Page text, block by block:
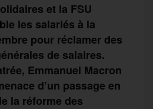
et la FSU
les salariés à la
pour réclamer des
de salaires.
Emmanuel Macron
d’un passage en
la réforme des